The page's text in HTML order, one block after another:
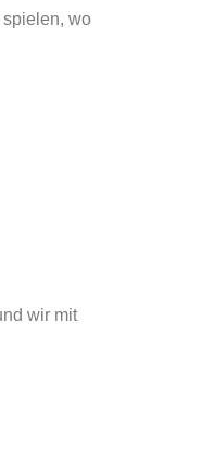
spielen, wo
wir mit